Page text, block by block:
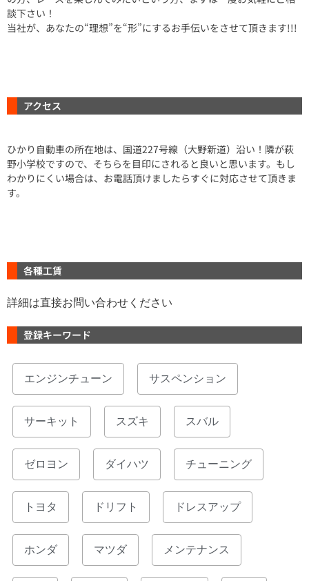
談下さい！
当社が、あなたの“理想”を“形”にするお手伝いをさせて頂きます!!!
アクセス
ひかり自動車の所在地は、国道227号線（大野新道）沿い！隣が萩
野小学校ですので、そちらを目印にされると良いと思います。もし
わかりにくい場合は、お電話頂けましたらすぐに対応させて頂きま
す。
各種工賃
詳細は直接お問い合わせください
登録キーワード
エンジンチューン
サスペンション
サーキット
スズキ
スバル
ゼロヨン
ダイハツ
チューニング
トヨタ
ドリフト
ドレスアップ
ホンダ
マツダ
メンテナンス